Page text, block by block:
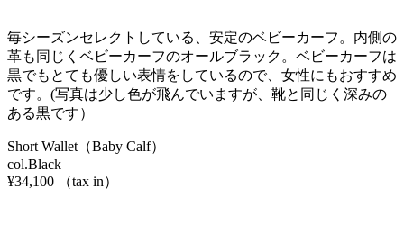
毎シーズンセレクトしている、安定のベビーカーフ。内側の
革も同じくベビーカーフのオールブラック。ベビーカーフは
黒でもとても優しい表情をしているので、女性にもおすすめ
です。(写真は少し色が飛んでいますが、靴と同じく深みの
ある黒です）
Short Wallet（Baby Calf）
col.Black
¥34,100 （tax in）